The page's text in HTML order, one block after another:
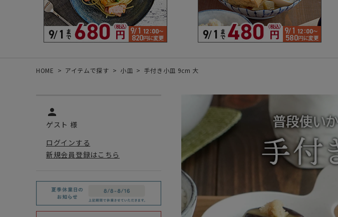
- 土鍋
- 雑貨
- トレー
HOME アイテムで探す 小皿 手付き小皿 9cm 大
person
ゲスト 様
ログインする
新規会員登録はこちら